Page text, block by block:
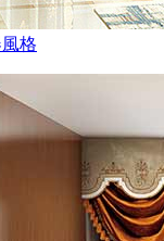
格